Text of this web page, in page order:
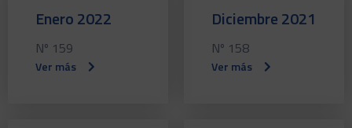
Enero 2022
Nº 159
Ver más
Diciembre 2021
Nº 158
Ver más